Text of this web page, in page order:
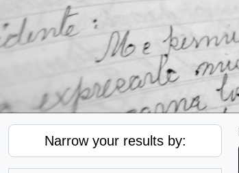
Narrow your results by: